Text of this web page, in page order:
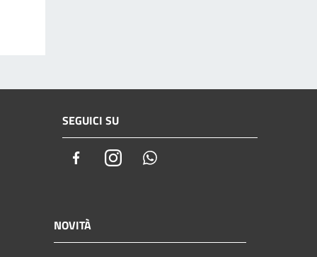
SEGUICI SU
FacebookInstagram
NOVITÀ